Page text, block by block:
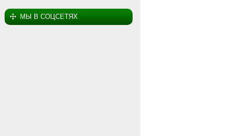
МЫ В СОЦСЕТЯХ